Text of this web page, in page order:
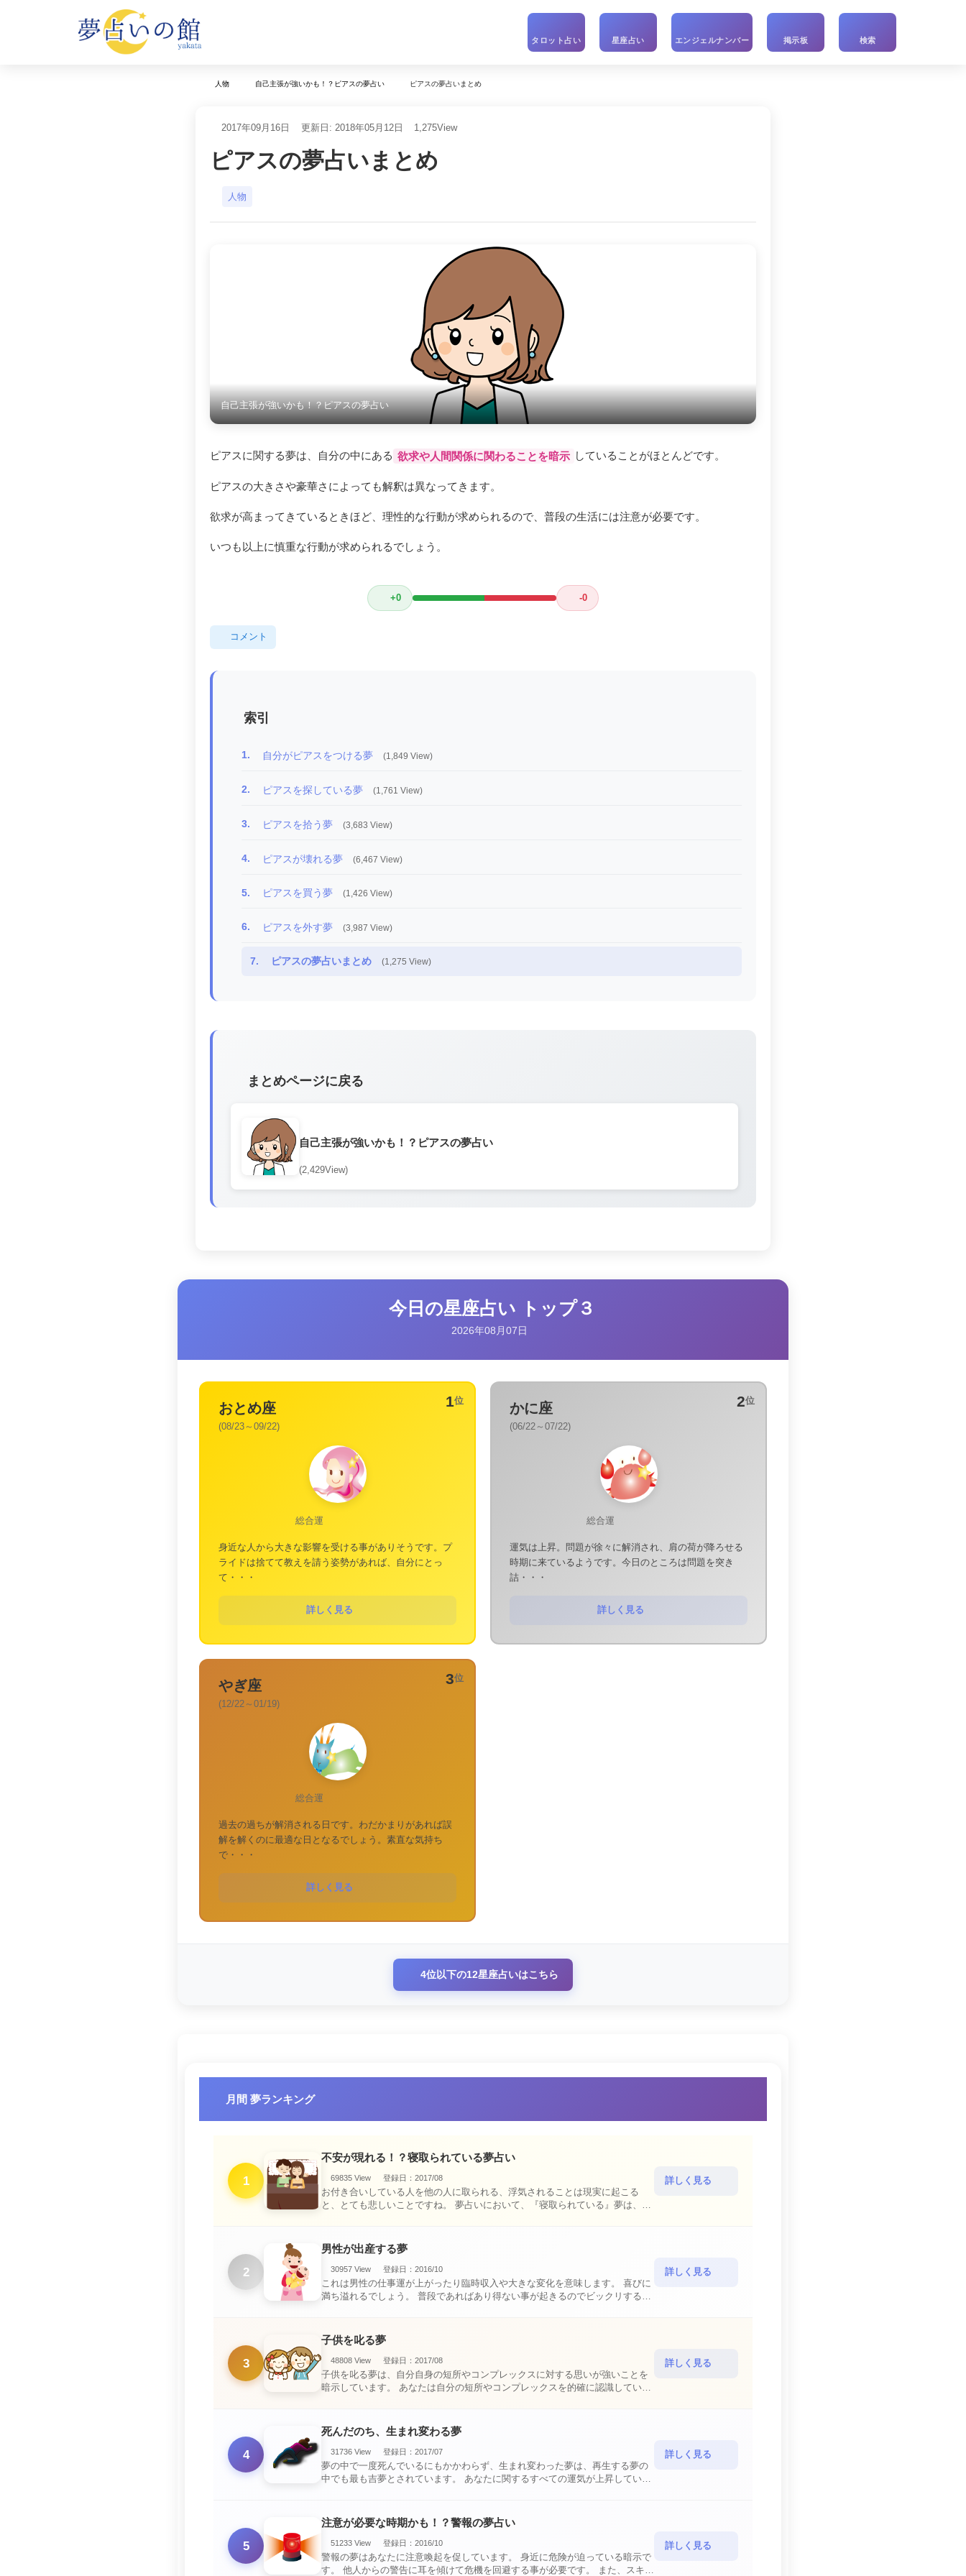
タロット占い 星座占い エンジェルナンバー 掲示板 検索
人物 自己主張が強いかも！？ピアスの夢占い ピアスの夢占いまとめ
2017年09月16日 更新日: 2018年05月12日 1,275View
ピアスの夢占いまとめ
人物
自己主張が強いかも！？ピアスの夢占い
ピアスに関する夢は、自分の中にある 欲求や人間関係に関わることを暗示 していることがほとんどです。
ピアスの大きさや豪華さによっても解釈は異なってきます。
欲求が高まってきているときほど、理性的な行動が求められるので、普段の生活には注意が必要です。
いつも以上に慎重な行動が求められるでしょう。
+0 -0
コメント
索引
1. 自分がピアスをつける夢 (1,849 View)
2. ピアスを探している夢 (1,761 View)
3. ピアスを拾う夢 (3,683 View)
4. ピアスが壊れる夢 (6,467 View)
5. ピアスを買う夢 (1,426 View)
6. ピアスを外す夢 (3,987 View)
7. ピアスの夢占いまとめ (1,275 View)
まとめページに戻る
自己主張が強いかも！？ピアスの夢占い
(2,429View)
今日の星座占い トップ３
2026年08月07日
1位
おとめ座
(08/23～09/22)
総合運
身近な人から大きな影響を受ける事がありそうです。プ
ライドは捨てて教えを請う姿勢があれば、自分にとっ
て・・・
詳しく見る
2位
かに座
(06/22～07/22)
総合運
運気は上昇。問題が徐々に解消され、肩の荷が降ろせる
時期に来ているようです。今日のところは問題を突き
詰・・・
詳しく見る
3位
やぎ座
(12/22～01/19)
総合運
過去の過ちが解消される日です。わだかまりがあれば誤
解を解くのに最適な日となるでしょう。素直な気持ち
で・・・
詳しく見る
4位以下の12星座占いはこちら
月間 夢ランキング
1
不安が現れる！？寝取られている夢占い
69835 View 登録日：2017/08
お付き合いしている人を他の人に取られる、浮気されることは現実に起こる
と、とても悲しいことですね。 夢占いにおいて、『寝取られている』夢は、現
詳しく見る
2
男性が出産する夢
30957 View 登録日：2016/10
これは男性の仕事運が上がったり臨時収入や大きな変化を意味します。 喜びに
満ち溢れるでしょう。 普段であればあり得ない事が起きるのでビックリするで
詳しく見る
3
子供を叱る夢
48808 View 登録日：2017/08
子供を叱る夢は、自分自身の短所やコンプレックスに対する思いが強いことを
暗示しています。 あなたは自分の短所やコンプレックスを的確に認識してい
詳しく見る
4
死んだのち、生まれ変わる夢
31736 View 登録日：2017/07
夢の中で一度死んでいるにもかかわらず、生まれ変わった夢は、再生する夢の
中でも最も吉夢とされています。 あなたに関するすべての運気が上昇している
詳しく見る
5
注意が必要な時期かも！？警報の夢占い
51233 View 登録日：2016/10
警報の夢はあなたに注意喚起を促しています。 身近に危険が迫っている暗示で
す。 他人からの警告に耳を傾けて危機を回避する事が必要です。 また、スキが
詳しく見る